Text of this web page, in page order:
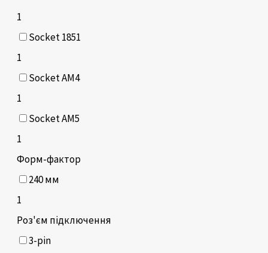
1
Socket 1851
1
Socket AM4
1
Socket AM5
1
Форм-фактор
240 мм
1
Роз'єм підключення
3-pin